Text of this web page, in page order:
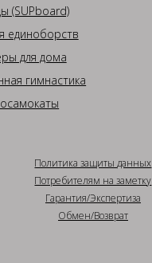
(SUPboard)
единоборств
для дома
гимнастика
Политика защиты данных
Потребителям на заметку
Гарантия/Экспертиза
Обмен/Возврат